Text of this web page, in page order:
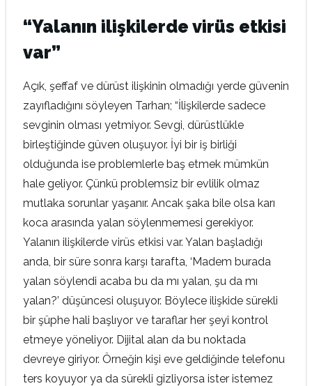
“Yalanın ilişkilerde virüs etkisi
var”
Açık, şeffaf ve dürüst ilişkinin olmadığı yerde güvenin
zayıfladığını söyleyen Tarhan; “İlişkilerde sadece
sevginin olması yetmiyor. Sevgi, dürüstlükle
birleştiğinde güven oluşuyor. İyi bir iş birliği
olduğunda ise problemlerle baş etmek mümkün
hale geliyor. Çünkü problemsiz bir evlilik olmaz
mutlaka sorunlar yaşanır. Ancak şaka bile olsa karı
koca arasında yalan söylenmemesi gerekiyor.
Yalanın ilişkilerde virüs etkisi var. Yalan başladığı
anda, bir süre sonra karşı tarafta, ‘Madem burada
yalan söylendi acaba bu da mı yalan, şu da mı
yalan?’ düşüncesi oluşuyor. Böylece ilişkide sürekli
bir şüphe hali başlıyor ve taraflar her şeyi kontrol
etmeye yöneliyor. Dijital alan da bu noktada
devreye giriyor. Örneğin kişi eve geldiğinde telefonu
ters koyuyor ya da sürekli gizliyorsa ister istemez